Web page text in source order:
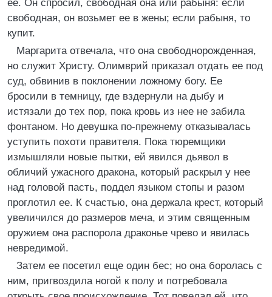
ее. Он спросил, свободная она или рабыня: если
свободная, он возьмет ее в жены; если рабыня, то
купит.
Маргарита отвечала, что она свободнорожденная,
но служит Христу. Олимврий приказал отдать ее под
суд, обвинив в поклонении ложному богу. Ее
бросили в темницу, где вздернули на дыбу и
истязали до тех пор, пока кровь из нее не забила
фонтаном. Но девушка по-прежнему отказывалась
уступить похоти правителя. Пока тюремщики
измышляли новые пытки, ей явился дьявол в
обличий ужасного дракона, который раскрыл у нее
над головой пасть, поддел языком стопы и разом
проглотил ее. К счастью, она держала крест, который
увеличился до размеров меча, и этим священным
оружием она распорола драконье чрево и явилась
невредимой.
Затем ее посетил еще один бес; но она боролась с
ним, пригвоздила ногой к полу и потребовала